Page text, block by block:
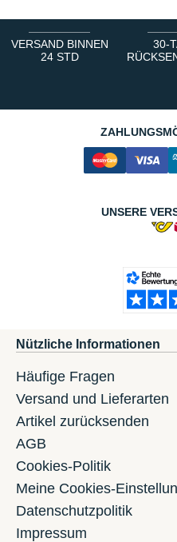
VERSAND BINNEN
24 STD
30-
UNSERE
Nützliche Informationen
Häufige Fragen
Versand und Lieferarten
Artikel zurücksenden
AGB
Cookies-Politik
Meine Cookies-
Datenschutzpolitik
Impressum